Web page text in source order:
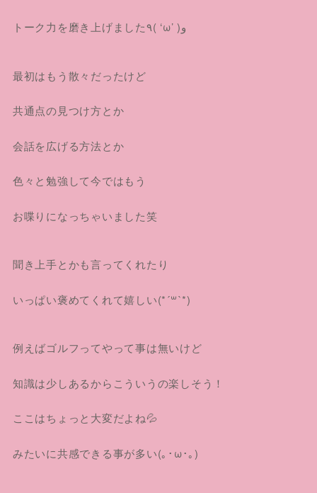
トーク力を磨き上げました٩( ‘ω’ )و
最初はもう散々だったけど
共通点の見つけ方とか
会話を広げる方法とか
色々と勉強して今ではもう
お喋りになっちゃいました笑
聞き上手とかも言ってくれたり
いっぱい褒めてくれて嬉しい(*´꒳`*)
例えばゴルフってやって事は無いけど
知識は少しあるからこういうの楽しそう！
ここはちょっと大変だよね💦
みたいに共感できる事が多い(｡･ω･｡)